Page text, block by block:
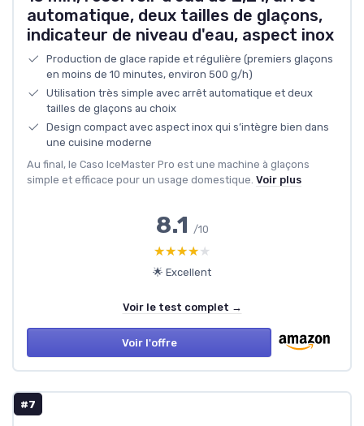
automatique, deux tailles de glaçons,
indicateur de niveau d'eau, aspect inox
Production de glace rapide et régulière (premiers glaçons
en moins de 10 minutes, environ 500 g/h)
Utilisation très simple avec arrêt automatique et deux
tailles de glaçons au choix
Design compact avec aspect inox qui s’intègre bien dans
une cuisine moderne
Au final, le Caso IceMaster Pro est une machine à glaçons
simple et efficace pour un usage domestique. Voir plus
8.1 /10
★★★★★
★★★★★
🌟 Excellent
Voir le test complet →
Voir l'offre
#7